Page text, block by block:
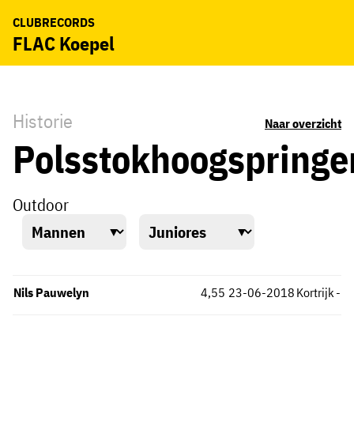
CLUBRECORDS
FLAC Koepel
Historie Naar overzicht
Outdoor
Nils Pauwelyn Kortrijk
4,55 -
23-06-2018